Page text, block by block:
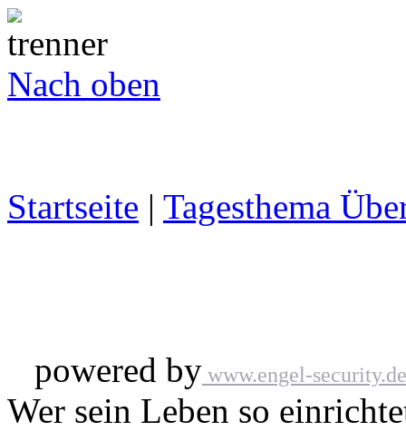
Nach oben
Startseite | Tagesthema
powered by www.engel-security.de
Wer sein Leben so